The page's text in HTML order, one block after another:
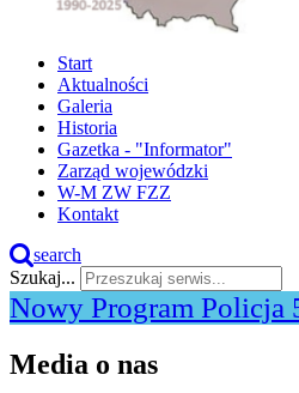
Start
Aktualności
Galeria
Historia
Gazetka - "Informator"
Zarząd wojewódzki
W-M ZW FZZ
Kontakt
search
Szukaj...
Nowy Program Policja
Media o nas